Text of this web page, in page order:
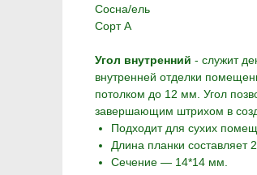
Сосна/ель
Сорт А
Угол внутренний - служит
внутренней отделки
потолком до 12 мм. Угол
завершающим штрихом в
Подходит для сухих
Длина планки составляет
Сечение — 14*14 мм.